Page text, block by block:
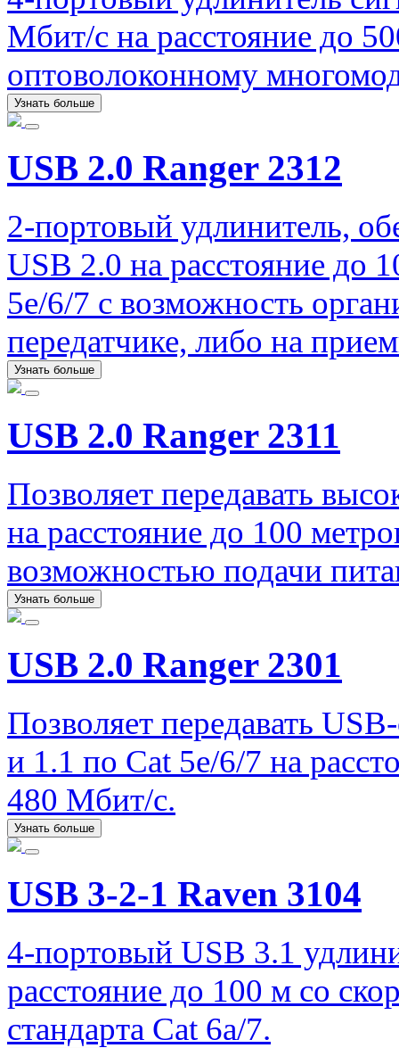
Мбит/с на расстояние до
оптоволоконному
Узнать больше
USB 2.0 Ranger 2312
2-портовый удлинитель,
USB 2.0 на расстояние до
5e/6/7 с возможность
передатчике, либо на
Узнать больше
USB 2.0 Ranger 2311
Позволяет передавать
на расстояние до 100
возможностью подачи
Узнать больше
USB 2.0 Ranger 2301
Позволяет передавать
и 1.1 по Cat 5e/6/7 на
480 Мбит/с.
Узнать больше
USB 3-2-1 Raven 3104
4-портовый USB 3.1
расстояние до 100 м со
стандарта Cat 6a/7.